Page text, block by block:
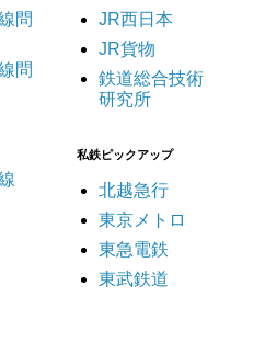
問
問
JR西日本
JR貨物
鉄道総合技術
研究所
私鉄ピックアップ
北越急行
東京メトロ
東急電鉄
東武鉄道